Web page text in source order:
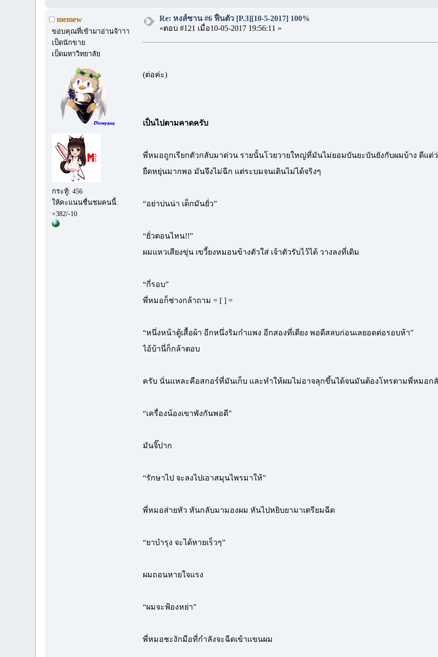
memew
ขอบคุณที่เข้ามาอ่านจ้าาา
เป็ดนักขาย
เป็ดมหาวิทยาลัย
กระทู้: 456
ให้คะแนนชื่นชมคนนี้:
+382/-10
Re: หงส์ซาน #6 ฟื้นตัว [P.3][10-5-2017] 100%
«ตอบ #121 เมื่อ10-05-2017 19:56:11 »
(ต่อค่ะ)
เป็นไปตามคาดครับ
พี่หมอถูกเรียกตัวกลับมาด่วน รายนั้นโวยวายใหญ่ที่มันไม่ยอมบันยะบันยังกับผมบ้าง ดีแต่
ยืดหยุ่นมากพอ มันจึงไม่ฉีก แต่ระบมจนเดินไม่ได้จริงๆ
“อย่าบ่นน่า เด็กมันยั่ว”
“ยั่วตอนไหน!!”
ผมแหวเสียงขุ่น เขวี้ยงหมอนข้างตัวใส่ เจ้าตัวรับไว้ได้ วางลงที่เดิม
“กี่รอบ”
พี่หมอก็ช่างกล้าถาม = [ ] =
“หนึ่งหน้าตู้เสื้อผ้า อีกหนึ่งริมกำแพง อีกสองที่เตียง พอดีสลบก่อนเลยอดต่อรอบห้า”
ไอ้บ้านี่ก็กล้าตอบ
ครับ นั่นแหละคือสกอร์ที่มันเก็บ และทำให้ผมไม่อาจลุกขึ้นได้จนมันต้องโทรตามพี่หมอก
“เครื่องน้องเขาพังกันพอดี”
มันจิ๊ปาก
“รักษาไป จะลงไปเอาสมุนไพรมาให้”
พี่หมอส่ายหัว หันกลับมามองผม หันไปหยิบยามาเตรียมฉีด
“ยาบำรุง จะได้หายเร็วๆ”
ผมถอนหายใจแรง
“ผมจะฟ้องหย่า”
พี่หมอชะงักมือที่กำลังจะฉีดเข้าแขนผม